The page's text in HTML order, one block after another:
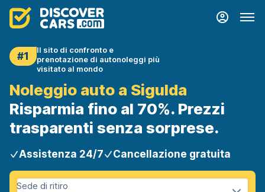
#1
Il sito di confronto e
prenotazione di autonoleggi più
visitato al mondo
Noleggio auto a Sigulda
Risparmia fino al 70%. Prezzi
trasparenti senza sorprese.
Assistenza 24/7 Cancellazione gratuita
Sede di ritiro